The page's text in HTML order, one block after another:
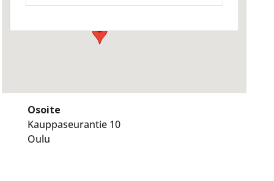
Osoite
Kauppaseurantie 10
Oulu